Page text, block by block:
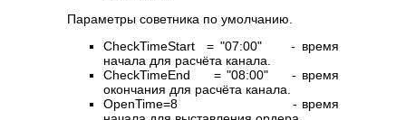
Параметры советника по умолчанию.
CheckTimeStart = "07:00" - время
начала для расчёта канала.
CheckTimeEnd = "08:00" - время
окончания для расчёта канала.
OpenTime=8 - время